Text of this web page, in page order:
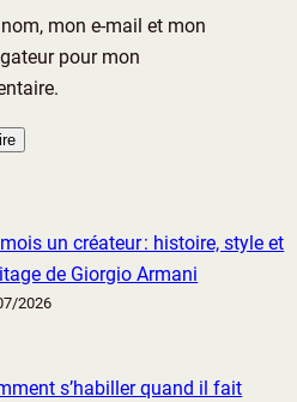
mon e-mail et mon
pour mon
un créateur : histoire, style et
de Giorgio Armani
2026
s’habiller quand il fait